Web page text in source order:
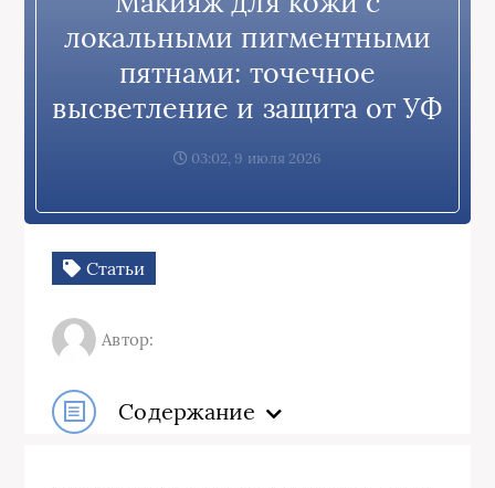
локальными пигментными
пятнами: точечное
высветление и защита от УФ
03:02, 9 июля 2026
Статьи
Автор:
Содержание